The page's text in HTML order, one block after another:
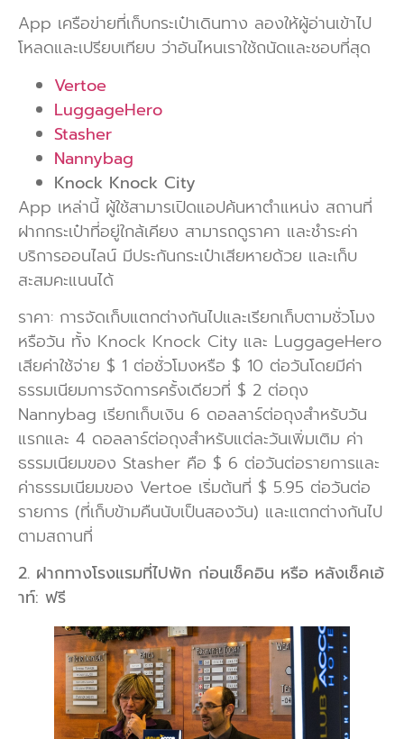
App เครือข่ายที่เก็บกระเป๋าเดินทาง ลองให้ผู้อ่านเข้าไป
โหลดและเปรียบเทียบ ว่าอันไหนเราใช้ถนัดและชอบที่สุด
Vertoe
LuggageHero
Stasher
Nannybag
Knock Knock City
App เหล่านี้ ผู้ใช้สามารเปิดแอปค้นหาตำแหน่ง สถานที่
ฝากกระเป๋าที่อยู่ใกล้เคียง สามารถดูราคา และชำระค่า
บริการออนไลน์ มีประกันกระเป๋าเสียหายด้วย และเก็บ
สะสมคะแนนได้
ราคา: การจัดเก็บแตกต่างกันไปและเรียกเก็บตามชั่วโมง
หรือวัน ทั้ง Knock Knock City และ LuggageHero
เสียค่าใช้จ่าย $ 1 ต่อชั่วโมงหรือ $ 10 ต่อวันโดยมีค่า
ธรรมเนียมการจัดการครั้งเดียวที่ $ 2 ต่อถุง
Nannybag เรียกเก็บเงิน 6 ดอลลาร์ต่อถุงสำหรับวัน
แรกและ 4 ดอลลาร์ต่อถุงสำหรับแต่ละวันเพิ่มเติม ค่า
ธรรมเนียมของ Stasher คือ $ 6 ต่อวันต่อรายการและ
ค่าธรรมเนียมของ Vertoe เริ่มต้นที่ $ 5.95 ต่อวันต่อ
รายการ (ที่เก็บข้ามคืนนับเป็นสองวัน) และแตกต่างกันไป
ตามสถานที่
2. ฝากทางโรงแรมที่ไปพัก ก่อนเช็คอิน หรือ หลังเช็คเอ้
าท์: ฟรี